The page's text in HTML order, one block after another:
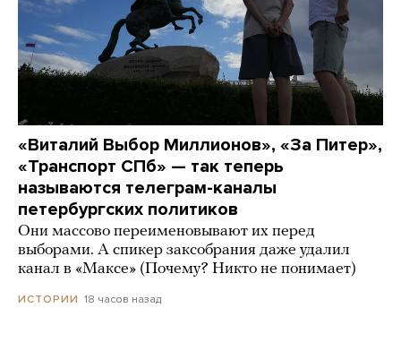
«Виталий Выбор Миллионов», «За Питер»,
«Транспорт СПб» — так теперь
называются телеграм-каналы
петербургских политиков
Они массово переименовывают их перед
выборами. А спикер заксобрания даже удалил
канал в «Максе» (Почему? Никто не понимает)
ИСТОРИИ 18 часов назад